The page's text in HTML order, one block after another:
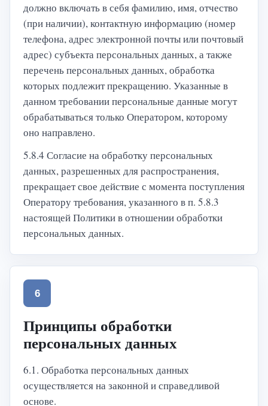
должно включать в себя фамилию, имя, отчество
(при наличии), контактную информацию (номер
телефона, адрес электронной почты или почтовый
адрес) субъекта персональных данных, а также
перечень персональных данных, обработка
которых подлежит прекращению. Указанные в
данном требовании персональные данные могут
обрабатываться только Оператором, которому
оно направлено.
5.8.4 Согласие на обработку персональных
данных, разрешенных для распространения,
прекращает свое действие с момента поступления
Оператору требования, указанного в п. 5.8.3
настоящей Политики в отношении обработки
персональных данных.
6
Принципы обработки
персональных данных
6.1. Обработка персональных данных
осуществляется на законной и справедливой
основе.